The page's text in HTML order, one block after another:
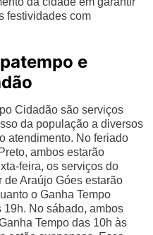
festividades com
e
Cidadão são serviços
da população a diversos
atendimento. No feriado
ambos estarão
feira, os serviços do
de Araújo Góes estarão
o Ganha Tempo
No sábado, ambos
Tempo das 10h às